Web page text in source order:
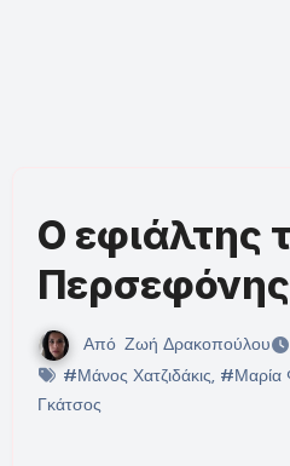
Ο εφιάλτης
Περσεφόνης
Από Ζωή Δρακοπούλου
#Μάνος Χατζιδάκις, #Μαρία
Γκάτσος